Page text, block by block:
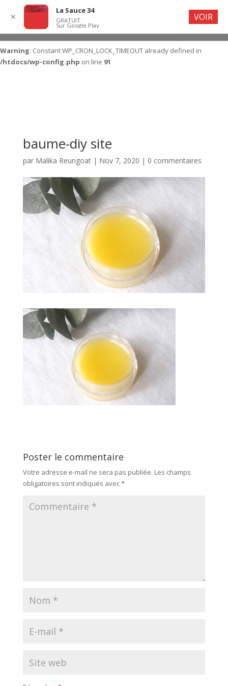
Warning : Constant WP_CRON_LOCK_TIMEOUT already defined in
/htdocs/wp-config.php on line 91
baume-diy site
par Malika Reungoat| Nov 7, 2020 | 0 commentaires
Poster le commentaire
Votre adresse e-mail ne sera pas publiée. Les champs
obligatoires sont indiqués avec*
✕
La Sauce 34
GRATUIT
Sur Google Play
VOIR